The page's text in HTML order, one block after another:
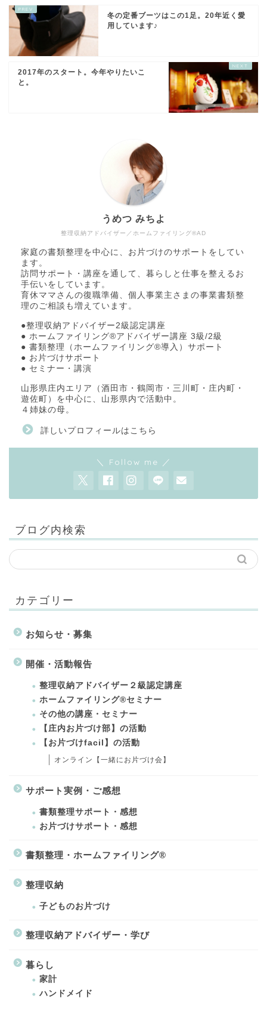
冬の定番ブーツはこの1足。20年近く愛
用しています♪
2017年のスタート。今年やりたいこ
と。
整理収納アドバイザー／ホームファイリング®AD
うめつ みちよ
家庭の書類整理を中心に、お片づけのサポートをしてい
ます。
訪問サポート・講座を通して、暮らしと仕事を整えるお
手伝いをしています。
育休ママさんの復職準備、個人事業主さまの事業書類整
理のご相談も増えています。
●整理収納アドバイザー2級認定講座
● ホームファイリング®アドバイザー講座 3級/2級
● 書類整理（ホームファイリング®導入）サポート
● お片づけサポート
● セミナー・講演
山形県庄内エリア（酒田市・鶴岡市・三川町・庄内町・
遊佐町）を中心に、山形県内で活動中。
４姉妹の母。
詳しいプロフィールはこちら
＼ Follow me ／
ブログ内検索
カテゴリー
お知らせ・募集
開催・活動報告
整理収納アドバイザー２級認定講座
ホームファイリング®セミナー
その他の講座・セミナー
【庄内お片づけ部】の活動
【お片づけfacil】の活動
オンライン【一緒にお片づけ会】
サポート実例・ご感想
書類整理サポート・感想
お片づけサポート・感想
書類整理・ホームファイリング®
整理収納
子どものお片づけ
整理収納アドバイザー・学び
暮らし
家計
ハンドメイド